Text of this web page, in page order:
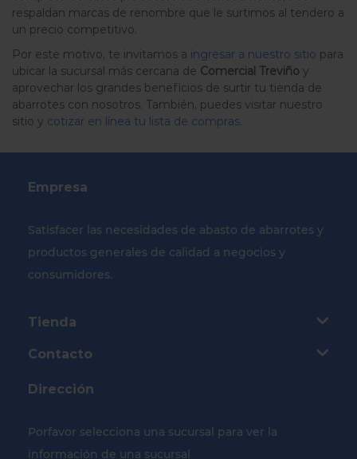
respaldan marcas de renombre que le surtimos al tendero a
un precio competitivo.
Por este motivo, te invitamos a ingresar a nuestro sitio para
ubicar la sucursal más cercana de Comercial Treviño y
aprovechar los grandes beneficios de surtir tu tienda de
abarrotes con nosotros. También, puedes visitar nuestro
sitio y cotizar en línea tu lista de compras.
Empresa
Satisfacer las necesidades de abasto de abarrotes y
productos generales de calidad a negocios y
consumidores.
Tienda
Contacto
Dirección
Porfavor selecciona una sucursal para ver la
información de una sucursal